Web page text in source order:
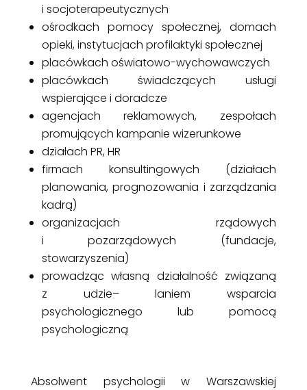
i socjoterapeutycznych
ośrodkach pomocy społecznej, domach
opieki, instytucjach profilaktyki społecznej
placówkach oświatowo-wychowawczych
placówkach świadczących usługi
wspierające i doradcze
agencjach reklamowych, zespołach
promujących kampanie wizerunkowe
działach PR, HR
firmach konsultingowych (działach
planowania, prognozowania i zarządzania
kadrą)
organizacjach rządowych
i pozarządowych (fundacje,
stowarzyszenia)
prowadząc własną działalność związaną
z udzie–laniem wsparcia
psychologicznego lub pomocą
psychologiczną
Absolwent psychologii w Warszawskiej